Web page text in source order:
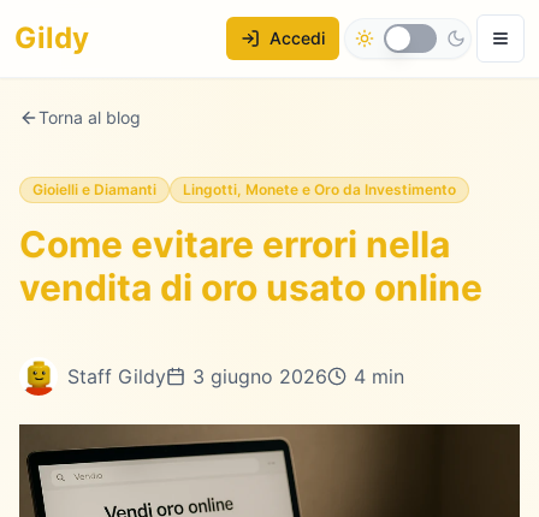
Gildy Accedi
Torna al blog
Gioielli e Diamanti Lingotti, Monete e Oro da Investimento
Come evitare errori nella
vendita di oro usato online
Staff Gildy 3 giugno 2026 4 min